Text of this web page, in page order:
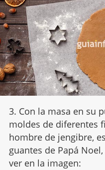
3. Con la masa en su
moldes de diferentes
hombre de jengibre,
guantes de Papá
ver en la imagen: